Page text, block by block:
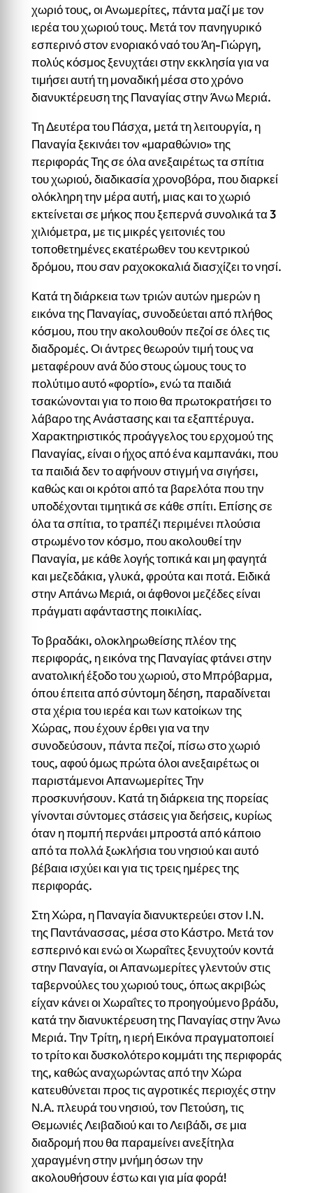
χωριό τους, οι Ανωμερίτες, πάντα μαζί με τον
ιερέα του χωριού τους. Μετά τον πανηγυρικό
εσπερινό στον ενοριακό ναό του Άη-Γιώργη,
πολύς κόσμος ξενυχτάει στην εκκλησία για να
τιμήσει αυτή τη μοναδική μέσα στο χρόνο
διανυκτέρευση της Παναγίας στην Άνω Μεριά.
Τη Δευτέρα του Πάσχα, μετά τη λειτουργία, η
Παναγία ξεκινάει τον «μαραθώνιο» της
περιφοράς Της σε όλα ανεξαιρέτως τα σπίτια
του χωριού, διαδικασία χρονοβόρα, που διαρκεί
ολόκληρη την μέρα αυτή, μιας και το χωριό
εκτείνεται σε μήκος που ξεπερνά συνολικά τα 3
χιλιόμετρα, με τις μικρές γειτονιές του
τοποθετημένες εκατέρωθεν του κεντρικού
δρόμου, που σαν ραχοκοκαλιά διασχίζει το νησί.
Κατά τη διάρκεια των τριών αυτών ημερών η
εικόνα της Παναγίας, συνοδεύεται από πλήθος
κόσμου, που την ακολουθούν πεζοί σε όλες τις
διαδρομές. Οι άντρες θεωρούν τιμή τους να
μεταφέρουν ανά δύο στους ώμους τους το
πολύτιμο αυτό «φορτίο», ενώ τα παιδιά
τσακώνονται για το ποιο θα πρωτοκρατήσει το
λάβαρο της Ανάστασης και τα εξαπτέρυγα.
Χαρακτηριστικός προάγγελος του ερχομού της
Παναγίας, είναι ο ήχος από ένα καμπανάκι, που
τα παιδιά δεν το αφήνουν στιγμή να σιγήσει,
καθώς και οι κρότοι από τα βαρελότα που την
υποδέχονται τιμητικά σε κάθε σπίτι. Επίσης σε
όλα τα σπίτια, το τραπέζι περιμένει πλούσια
στρωμένο τον κόσμο, που ακολουθεί την
Παναγία, με κάθε λογής τοπικά και μη φαγητά
και μεζεδάκια, γλυκά, φρούτα και ποτά. Ειδικά
στην Απάνω Μεριά, οι άφθονοι μεζέδες είναι
πράγματι αφάνταστης ποικιλίας.
Το βραδάκι, ολοκληρωθείσης πλέον της
περιφοράς, η εικόνα της Παναγίας φτάνει στην
ανατολική έξοδο του χωριού, στο Μπρόβαρμα,
όπου έπειτα από σύντομη δέηση, παραδίνεται
στα χέρια του ιερέα και των κατοίκων της
Χώρας, που έχουν έρθει για να την
συνοδεύσουν, πάντα πεζοί, πίσω στο χωριό
τους, αφού όμως πρώτα όλοι ανεξαιρέτως οι
παριστάμενοι Απανωμερίτες Την
προσκυνήσουν. Κατά τη διάρκεια της πορείας
γίνονται σύντομες στάσεις για δεήσεις, κυρίως
όταν η πομπή περνάει μπροστά από κάποιο
από τα πολλά ξωκλήσια του νησιού και αυτό
βέβαια ισχύει και για τις τρεις ημέρες της
περιφοράς.
Στη Χώρα, η Παναγία διανυκτερεύει στον Ι.Ν.
της Παντάνασσας, μέσα στο Κάστρο. Μετά τον
εσπερινό και ενώ οι Χωραΐτες ξενυχτούν κοντά
στην Παναγία, οι Απανωμερίτες γλεντούν στις
ταβερνούλες του χωριού τους, όπως ακριβώς
είχαν κάνει οι Χωραΐτες το προηγούμενο βράδυ,
κατά την διανυκτέρευση της Παναγίας στην Άνω
Μεριά. Την Τρίτη, η ιερή Εικόνα πραγματοποιεί
το τρίτο και δυσκολότερο κομμάτι της περιφοράς
της, καθώς αναχωρώντας από την Χώρα
κατευθύνεται προς τις αγροτικές περιοχές στην
Ν.Α. πλευρά του νησιού, τον Πετούση, τις
Θεμωνιές Λειβαδιού και το Λειβάδι, σε μια
διαδρομή που θα παραμείνει ανεξίτηλα
χαραγμένη στην μνήμη όσων την
ακολουθήσουν έστω και για μία φορά!